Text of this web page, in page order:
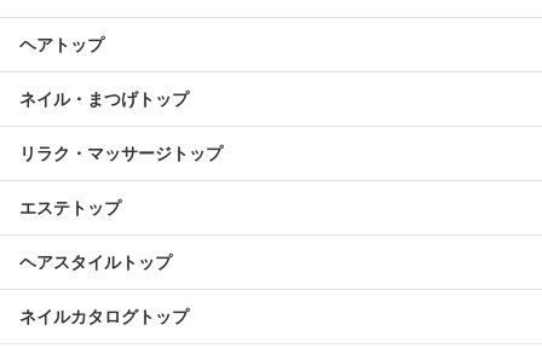
ヘアトップ
ネイル・まつげトップ
リラク・マッサージトップ
エステトップ
ヘアスタイルトップ
ネイルカタログトップ